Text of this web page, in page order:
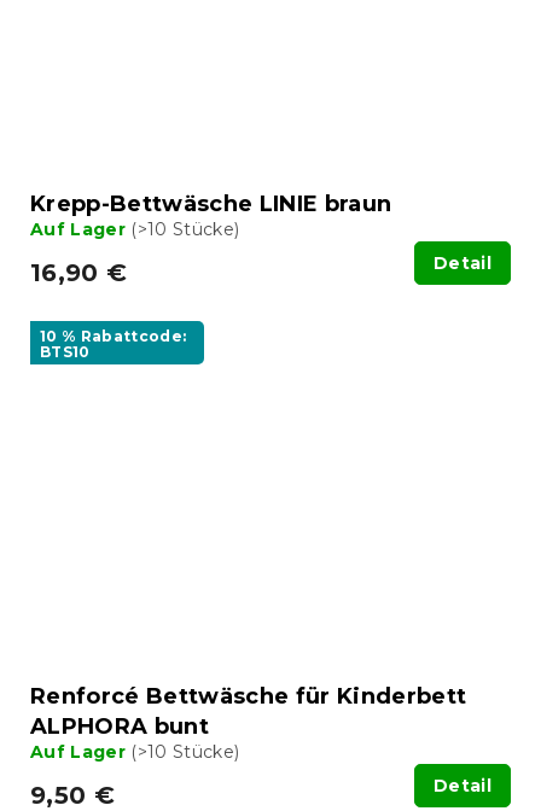
Krepp-Bettwäsche LINIE braun
Auf Lager (>10 Stücke)
16,90 € Detail
10 % Rabattcode:
BTS10
Renforcé Bettwäsche für Kinderbett
ALPHORA bunt
Auf Lager (>10 Stücke)
9,50 € Detail